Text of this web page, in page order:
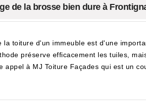
de la brosse bien dure à
toiture d'un immeuble est d'une
préserve efficacement les tuiles,
à MJ Toiture Façades qui est un